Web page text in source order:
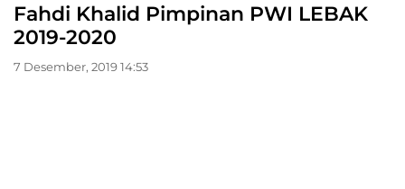
Fahdi Khalid Pimpinan PWI LEBAK
2019-2020
7 Desember, 2019 14:53